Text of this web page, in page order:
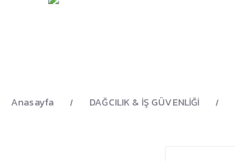
Anasayfa DAĞCILIK & İŞ GÜVENLİĞİ